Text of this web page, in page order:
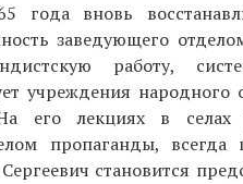
года вновь
заведующего
работу,
учреждения
его лекциях в
пропаганды,
становится